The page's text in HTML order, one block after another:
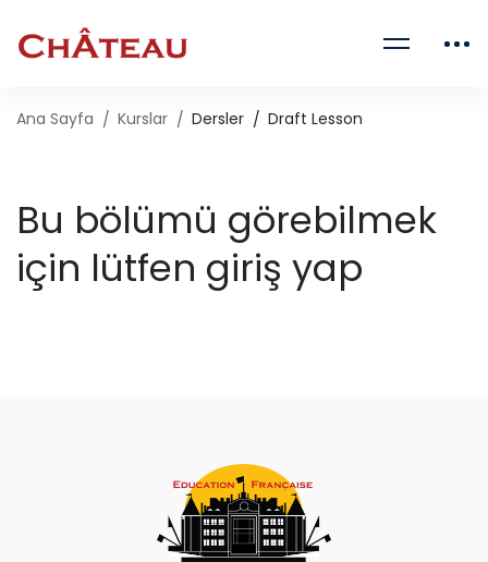
Ana Sayfa Kurslar Dersler Draft Lesson
Bu bölümü görebilmek
için lütfen giriş yap